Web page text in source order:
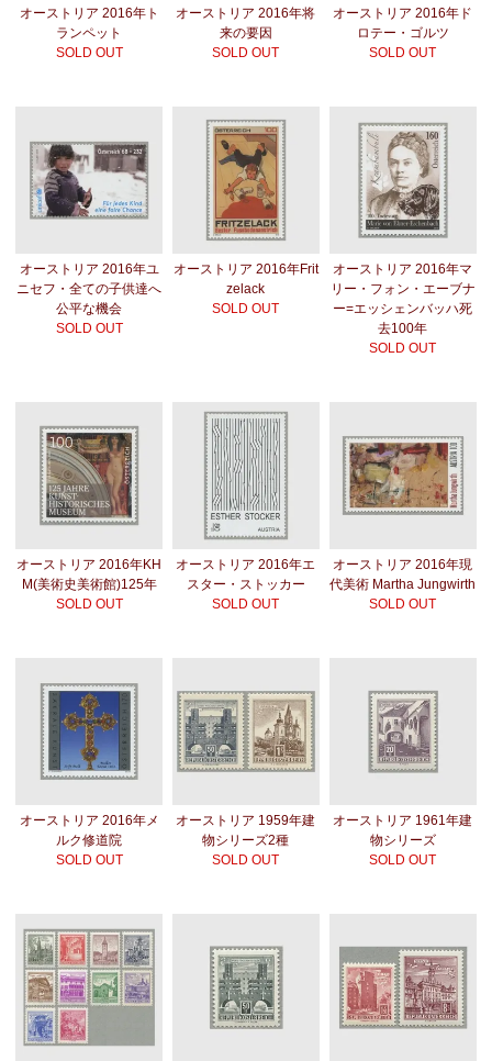
オーストリア 2016年ト
ランペット
SOLD OUT
オーストリア 2016年将
来の要因
SOLD OUT
オーストリア 2016年ド
ロテー・ゴルツ
SOLD OUT
オーストリア 2016年ユ
ニセフ・全ての子供達へ
公平な機会
SOLD OUT
オーストリア 2016年Frit
zelack
SOLD OUT
オーストリア 2016年マ
リー・フォン・エーブナ
ー=エッシェンバッハ死
去100年
SOLD OUT
オーストリア 2016年KH
M(美術史美術館)125年
SOLD OUT
オーストリア 2016年エ
スター・ストッカー
SOLD OUT
オーストリア 2016年現
代美術 Martha Jungwirth
SOLD OUT
オーストリア 2016年メ
ルク修道院
SOLD OUT
オーストリア 1959年建
物シリーズ2種
SOLD OUT
オーストリア 1961年建
物シリーズ
SOLD OUT